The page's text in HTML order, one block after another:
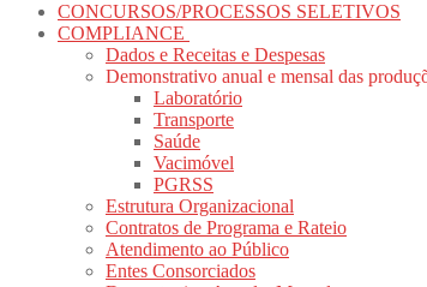
CONCURSOS/PROCESSOS SELETIVOS
COMPLIANCE
Dados e Receitas e Despesas
Demonstrativo anual e mensal das
Laboratório
Transporte
Saúde
Vacimóvel
PGRSS
Estrutura Organizacional
Contratos de Programa e Rateio
Atendimento ao Público
Entes Consorciados